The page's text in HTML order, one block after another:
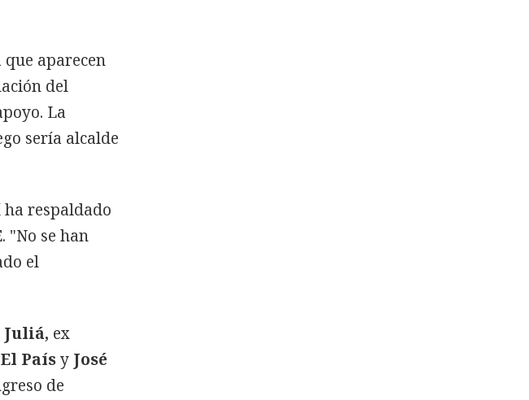
que aparecen
del
La
sería alcalde
respaldado
. "No se han
el
Juliá, ex
El Paísy José
de